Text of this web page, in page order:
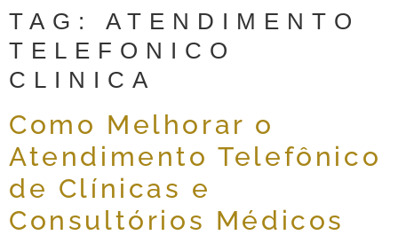
TAG: ATENDIMENTO
TELEFONICO
CLINICA
Como Melhorar o
Atendimento Telefônico
de Clínicas e
Consultórios Médicos